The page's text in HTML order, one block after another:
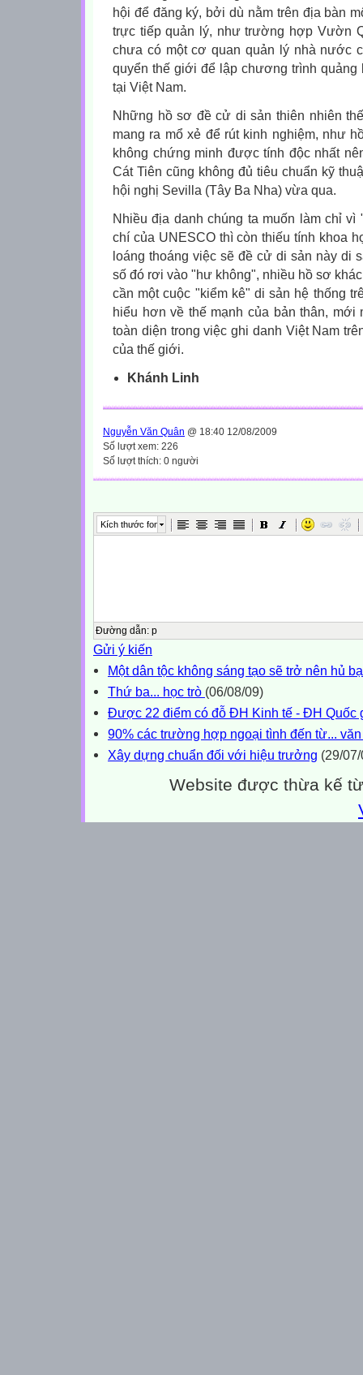
hội để đăng ký, bởi dù nằm trên địa bàn
trực tiếp quản lý, như trường hợp Vườn
chưa có một cơ quan quản lý nhà nước
quyển thế giới để lập chương trình
tại Việt Nam.
Những hồ sơ đề cử di sản thiên nhiên
mang ra mổ xẻ để rút kinh nghiệm, như
không chứng minh được tính độc nhất
Cát Tiên cũng không đủ tiêu chuẩn kỹ
hội nghị Sevilla (Tây Ba Nha) vừa qua.
Nhiều địa danh chúng ta muốn làm chỉ
chí của UNESCO thì còn thiếu tính khoa
loáng thoáng việc sẽ đề cử di sản này di
số đó rơi vào "hư không", nhiều hồ sơ
cần một cuộc "kiểm kê" di sản hệ thống
hiểu hơn về thế mạnh của bản thân,
toàn diện trong việc ghi danh Việt Nam
của thế giới.
Khánh Linh
Nguyễn Văn Quân @ 18:40 12/08/2009
Số lượt xem: 226
Số lượt thích: 0 người
Kích thước font
Đường dẫn: p
Gửi ý kiến
Một dân tộc không sáng tạo sẽ trở nên hủ
Thứ ba... học trò (06/08/09)
Được 22 điểm có đỗ ĐH Kinh tế - ĐH Quốc
90% các trường hợp ngoại tình đến từ...
Xây dựng chuẩn đối với hiệu trưởng (29/
Website được thừa kế